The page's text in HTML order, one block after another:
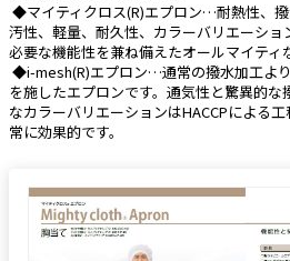
汚性、軽量、耐久性、カラーバリエーシ
必要な機能性を兼ね備えたオールマイティ
を施したエプロンです。通気性と驚異的
なカラーバリエーションはHACCPによる
常に効果的です。